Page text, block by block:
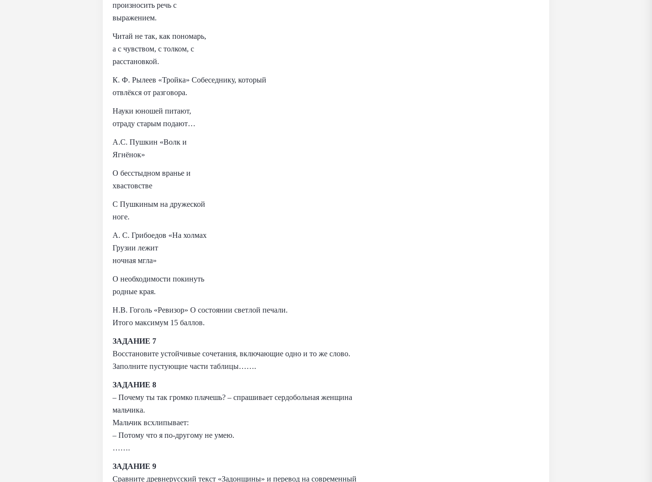
произносить речь с
выражением.
Читай не так, как пономарь,
а с чувством, с толком, с
расстановкой.
К. Ф. Рылеев «Тройка» Собеседнику, который
отвлёкся от разговора.
Науки юношей питают,
отраду старым подают…
А.С. Пушкин «Волк и
Ягнёнок»
О бесстыдном вранье и
хвастовстве
С Пушкиным на дружеской
ноге.
А. С. Грибоедов «На холмах
Грузии лежит
ночная мгла»
О необходимости покинуть
родные края.
Н.В. Гоголь «Ревизор» О состоянии светлой печали.
Итого максимум 15 баллов.
ЗАДАНИЕ 7
Восстановите устойчивые сочетания, включающие одно и то же слово.
Заполните пустующие части таблицы…….
ЗАДАНИЕ 8
– Почему ты так громко плачешь? – спрашивает сердобольная женщина
мальчика.
Мальчик всхлипывает:
– Потому что я по-другому не умею.
…….
ЗАДАНИЕ 9
Сравните древнерусский текст «Задонщины» и перевод на современный